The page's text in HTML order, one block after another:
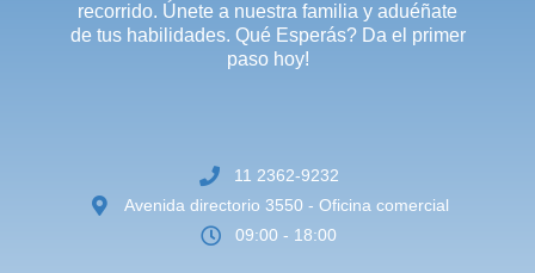
recorrido. Únete a nuestra familia y aduéñate
de tus habilidades. Qué Esperás? Da el primer
paso hoy!
11 2362-9232
Avenida directorio 3550 - Oficina comercial
09:00 - 18:00